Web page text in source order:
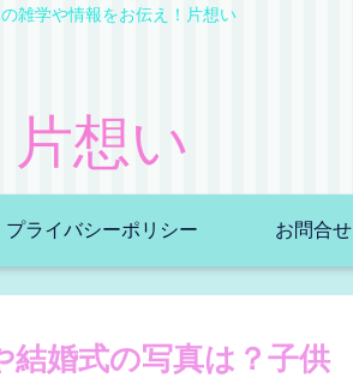
雑学や情報をお伝え！片想い
片想い
プライバシーポリシー お問合せ
結婚式の写真は？子供